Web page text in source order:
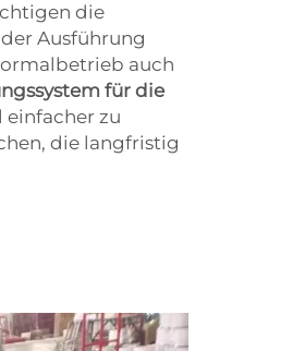
die
Ausführung
auch
für die
einfacher zu
die langfristig